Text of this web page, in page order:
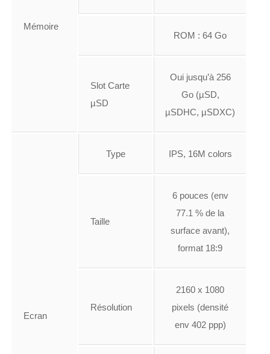
Mémoire
ROM : 64 Go
Slot Carte
µSD
Oui jusqu’à 256
Go (µSD,
µSDHC, µSDXC)
Ecran
Type IPS, 16M colors
Taille
6 pouces (env
77.1 % de la
surface avant),
format 18:9
Résolution
2160 x 1080
pixels (densité
env 402 ppp)